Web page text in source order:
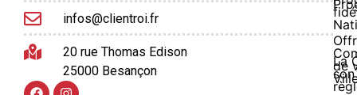
infos@clientroi.fr
20 rue Thomas Edison
25000 Besançon
La
son
de